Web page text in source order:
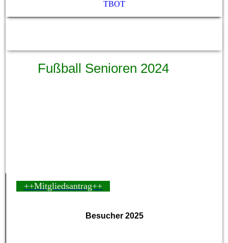
TBOT
Fußball Senioren 2024
++Mitgliedsantrag++
Besucher 2025